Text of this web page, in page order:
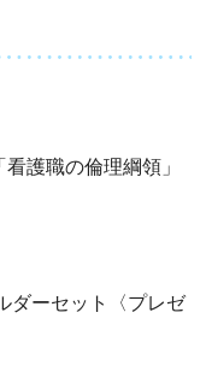
護職の倫理綱領」
ダーセット〈プレゼ